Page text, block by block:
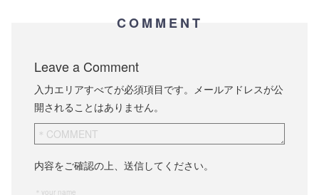
COMMENT
Leave a Comment
入力エリアすべてが必須項目です。メールアドレスが公
開されることはありません。
内容をご確認の上、送信してください。